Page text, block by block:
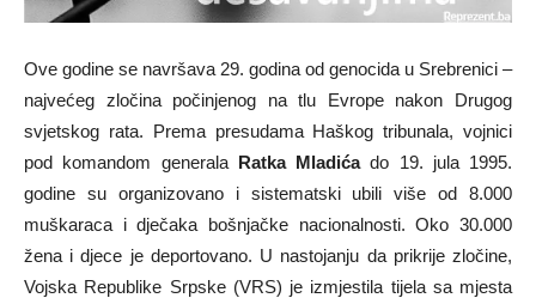
Ove godine se navršava 29. godina od genocida u Srebrenici –
najvećeg zločina počinjenog na tlu Evrope nakon Drugog
svjetskog rata. Prema presudama Haškog tribunala, vojnici
pod komandom generala Ratka Mladićado 19. jula 1995.
godine su organizovano i sistematski ubili više od 8.000
muškaraca i dječaka bošnjačke nacionalnosti. Oko 30.000
žena i djece je deportovano. U nastojanju da prikrije zločine,
Vojska Republike Srpske (VRS) je izmjestila tijela sa mjesta